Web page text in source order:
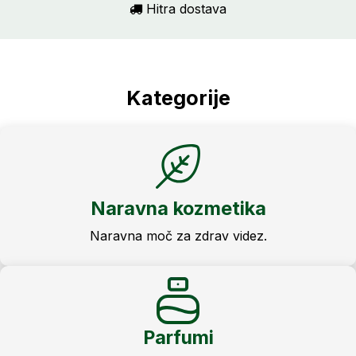
Hitra dostava
Kategorije
Naravna kozmetika
Naravna moč za zdrav videz.
Parfumi